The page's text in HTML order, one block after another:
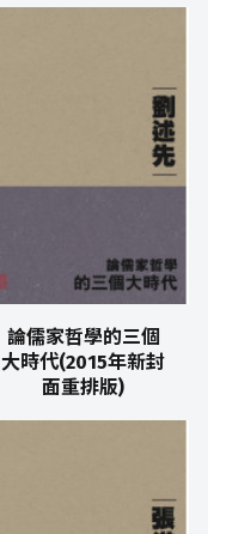
論儒家哲學的三個
大時代(2015年新封
面重排版)